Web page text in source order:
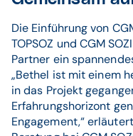
Die Einführung von
TOPSOZ und CGM
Partner ein
„Bethel ist mit einem
in das Projekt
Erfahrungshorizont
Engagement,“